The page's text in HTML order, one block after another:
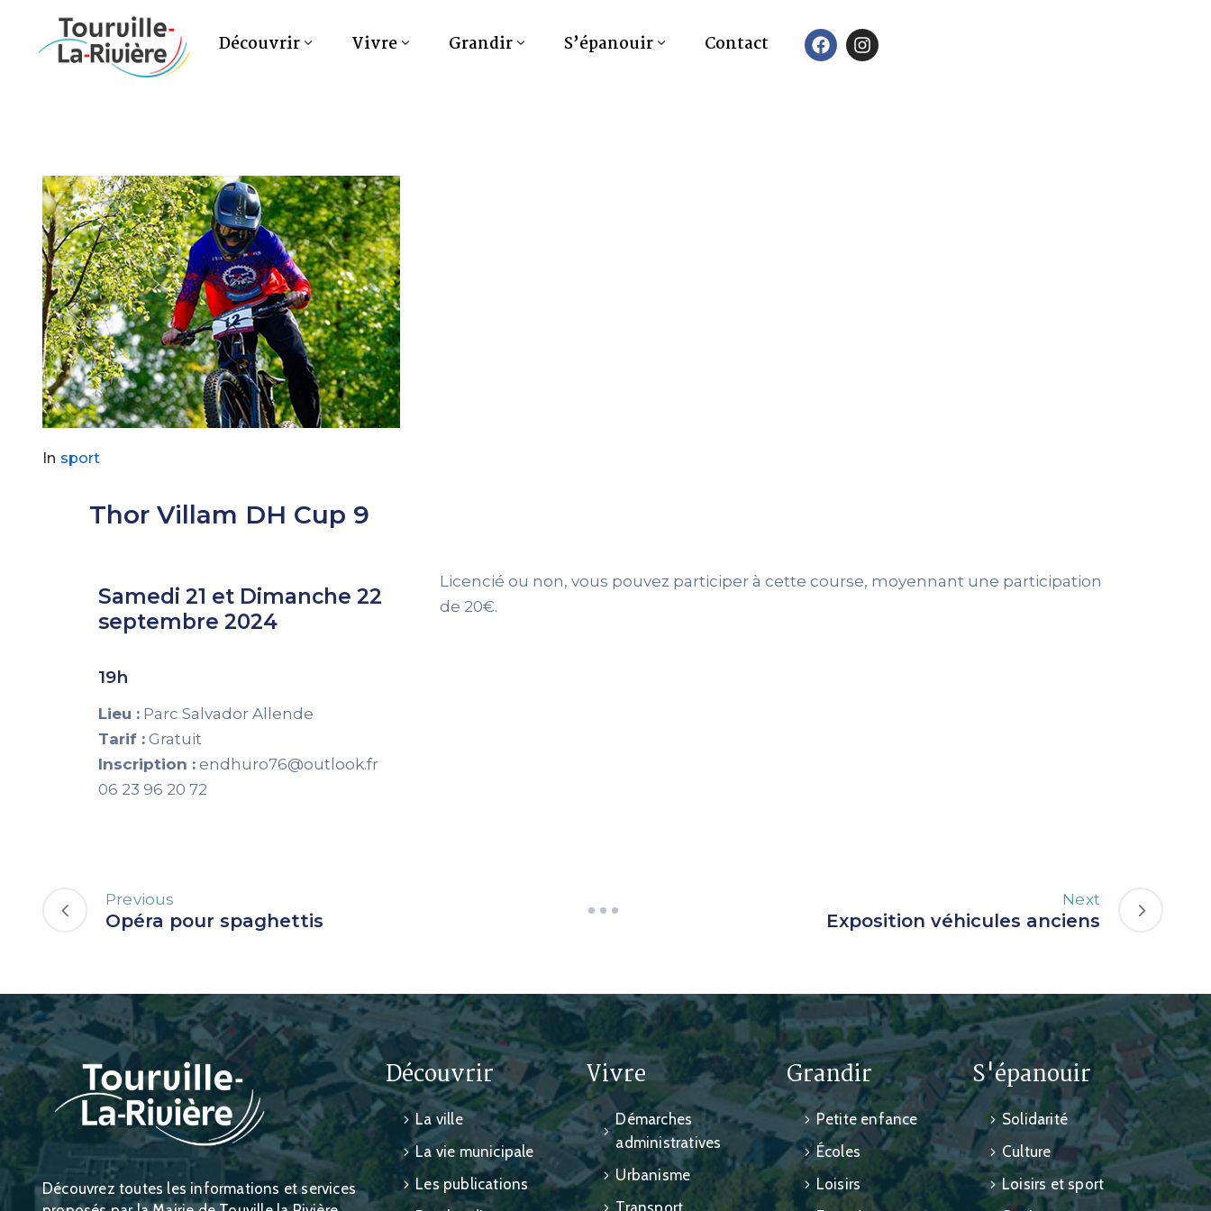
Découvrir Vivre Grandir S’épanouir Contact
In sport
Thor Villam DH Cup 9
Samedi 21 et Dimanche 22
septembre 2024
19h
Lieu : Parc Salvador Allende
Tarif : Gratuit
Inscription : endhuro76@outlook.fr
06 23 96 20 72
Licencié ou non, vous pouvez participer à cette course, moyennant une participation
de 20€.
Previous
Opéra pour spaghettis
Next
Exposition véhicules anciens
Découvrez toutes les informations et services
Découvrir
La ville
La vie municipale
Les publications
Vivre
Démarches
administratives
Urbanisme
Transport
Grandir
Petite enfance
Écoles
Loisirs
S'épanouir
Solidarité
Culture
Loisirs et sport